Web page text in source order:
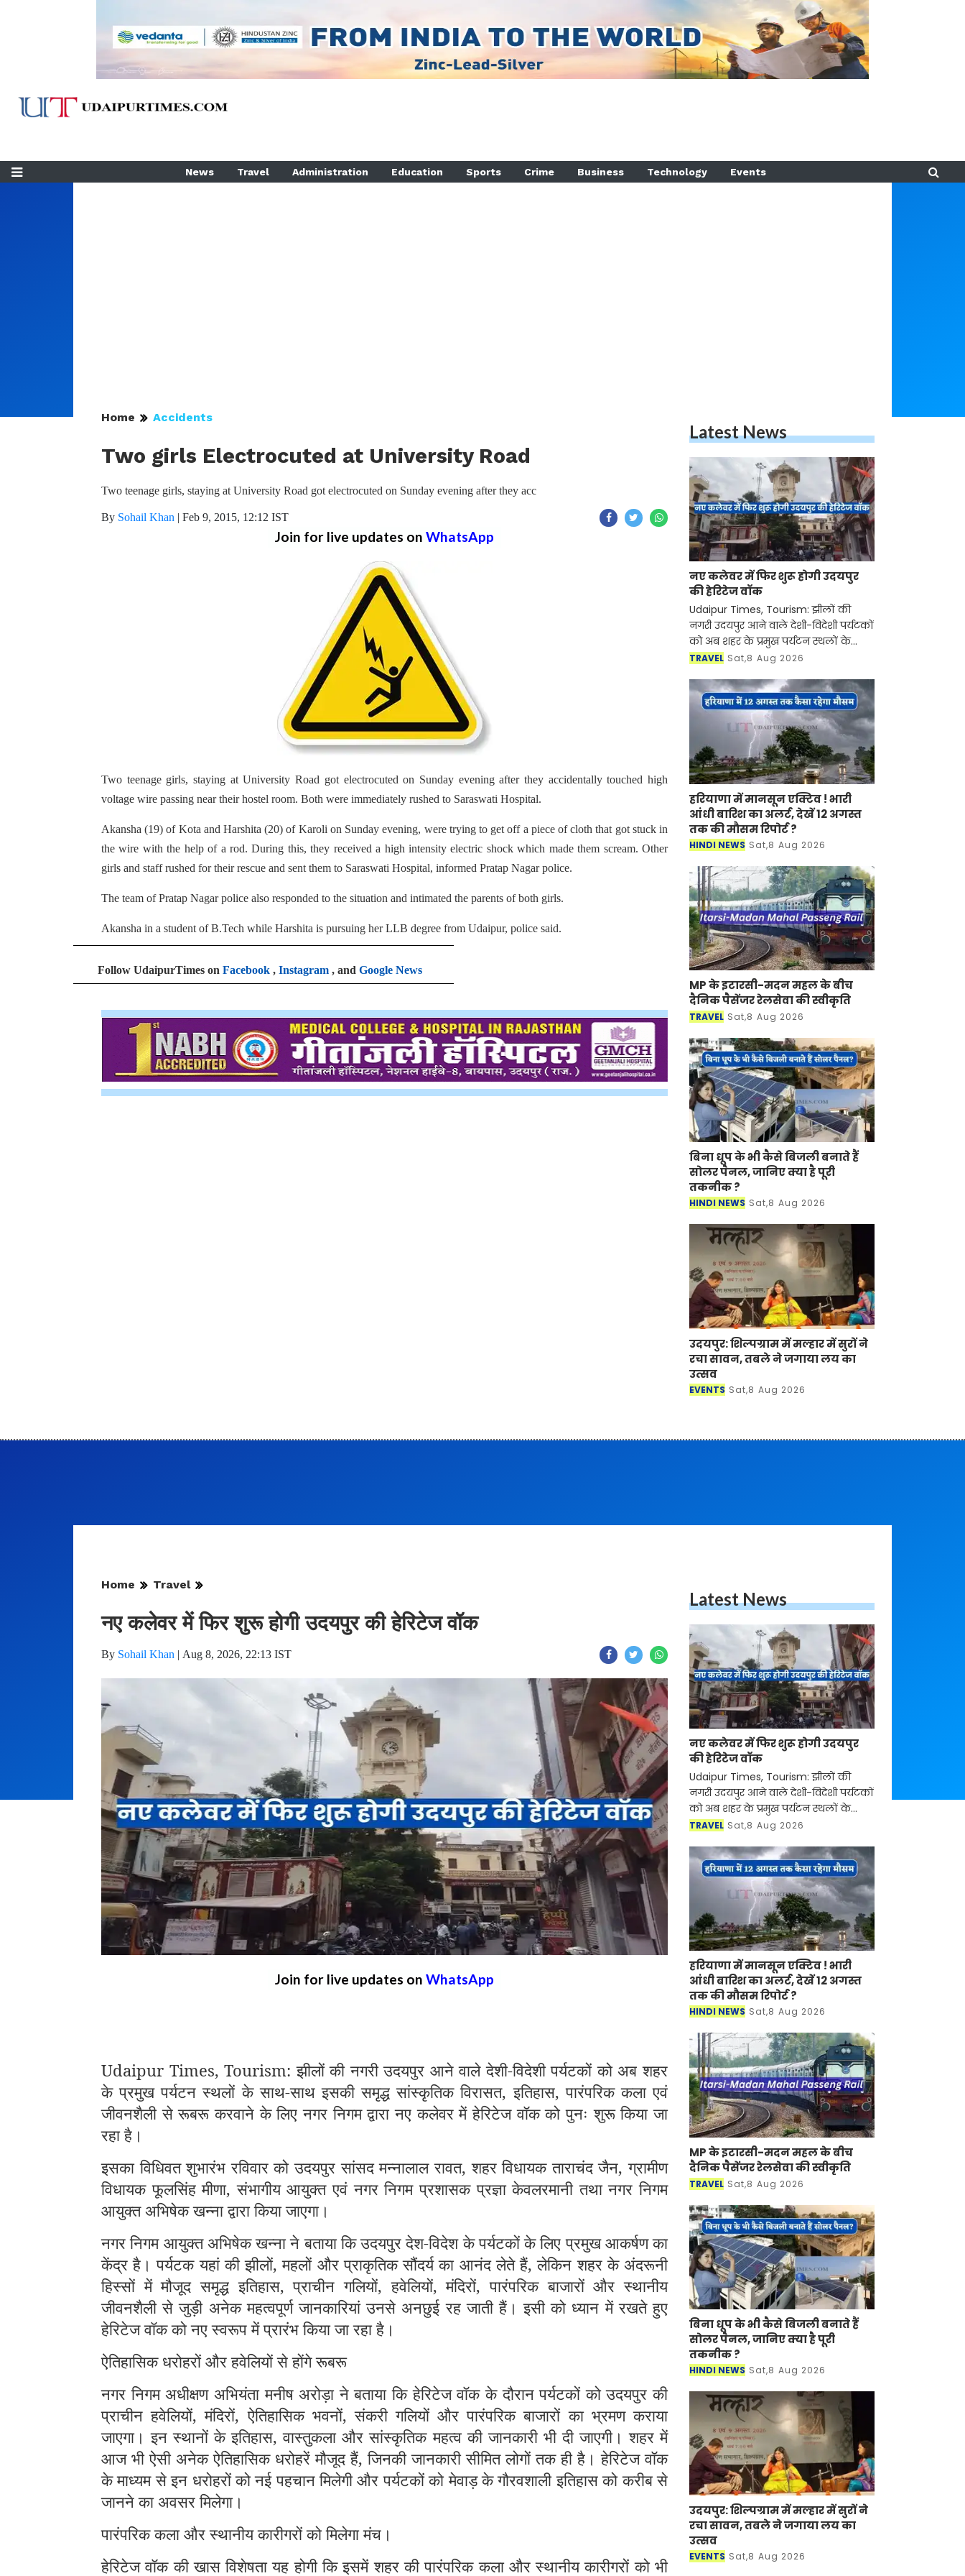
News Travel Administration Education Sports Crime Business Technology Events
Home Accidents
Two girls Electrocuted at University Road
Two teenage girls, staying at University Road got electrocuted on Sunday evening after they acc
By Sohail Khan | Feb 9, 2015, 12:12 IST
Join for live updates on WhatsApp
Two teenage girls, staying at University Road got electrocuted on Sunday evening after they accidentally touched high
voltage wire passing near their hostel room. Both were immediately rushed to Saraswati Hospital.
Akansha (19) of Kota and Harshita (20) of Karoli on Sunday evening, were trying to get off a piece of cloth that got stuck in
the wire with the help of a rod. During this, they received a high intensity electric shock which made them scream. Other
girls and staff rushed for their rescue and sent them to Saraswati Hospital, informed Pratap Nagar police.
The team of Pratap Nagar police also responded to the situation and intimated the parents of both girls.
Akansha in a student of B.Tech while Harshita is pursuing her LLB degree from Udaipur, police said.
Follow UdaipurTimes on Facebook , Instagram , and Google News
Latest News
नए कलेवर में फिर शुरू होगी उदयपुर
की हेरिटेज वॉक
Udaipur Times, Tourism: झीलों की
नगरी उदयपुर आने वाले देशी-विदेशी पर्यटकों
को अब शहर के प्रमुख पर्यटन स्थलों के
साथ-साथ इसकी समृद्ध सांस्कृतिक विरासत,
रूबरू करवान
TRAVEL Sat,8 Aug 2026
हरियाणा में मानसून एक्टिव ! भारी
आंधी बारिश का अलर्ट, देखें 12 अगस्त
तक की मौसम रिपोर्ट ?
HINDI NEWS Sat,8 Aug 2026
MP के इटारसी-मदन महल के बीच
दैनिक पैसेंजर रेलसेवा की स्वीकृति
TRAVEL Sat,8 Aug 2026
बिना धूप के भी कैसे बिजली बनाते हैं
सोलर पैनल, जानिए क्या है पूरी
तकनीक ?
HINDI NEWS Sat,8 Aug 2026
उदयपुर: शिल्पग्राम में मल्हार में सुरों ने
रचा सावन, तबले ने जगाया लय का
उत्सव
EVENTS Sat,8 Aug 2026
Home Travel
नए कलेवर में फिर शुरू होगी उदयपुर की हेरिटेज वॉक
By Sohail Khan | Aug 8, 2026, 22:13 IST
Join for live updates on WhatsApp
Udaipur Times, Tourism: झीलों की नगरी उदयपुर आने वाले देशी-विदेशी पर्यटकों को अब शहर
के प्रमुख पर्यटन स्थलों के साथ-साथ इसकी समृद्ध सांस्कृतिक विरासत, इतिहास, पारंपरिक कला एवं
जीवनशैली से रूबरू करवाने के लिए नगर निगम द्वारा नए कलेवर में हेरिटेज वॉक को पुनः शुरू किया जा
रहा है।
इसका विधिवत शुभारंभ रविवार को उदयपुर सांसद मन्नालाल रावत, शहर विधायक ताराचंद जैन, ग्रामीण
विधायक फूलसिंह मीणा, संभागीय आयुक्त एवं नगर निगम प्रशासक प्रज्ञा केवलरमानी तथा नगर निगम
आयुक्त अभिषेक खन्ना द्वारा किया जाएगा।
नगर निगम आयुक्त अभिषेक खन्ना ने बताया कि उदयपुर देश-विदेश के पर्यटकों के लिए प्रमुख आकर्षण का
केंद्र है। पर्यटक यहां की झीलों, महलों और प्राकृतिक सौंदर्य का आनंद लेते हैं, लेकिन शहर के अंदरूनी
हिस्सों में मौजूद समृद्ध इतिहास, प्राचीन गलियों, हवेलियों, मंदिरों, पारंपरिक बाजारों और स्थानीय
जीवनशैली से जुड़ी अनेक महत्वपूर्ण जानकारियां उनसे अनछुई रह जाती हैं। इसी को ध्यान में रखते हुए
हेरिटेज वॉक को नए स्वरूप में प्रारंभ किया जा रहा है।
ऐतिहासिक धरोहरों और हवेलियों से होंगे रूबरू
नगर निगम अधीक्षण अभियंता मनीष अरोड़ा ने बताया कि हेरिटेज वॉक के दौरान पर्यटकों को उदयपुर की
प्राचीन हवेलियों, मंदिरों, ऐतिहासिक भवनों, संकरी गलियों और पारंपरिक बाजारों का भ्रमण कराया
जाएगा। इन स्थानों के इतिहास, वास्तुकला और सांस्कृतिक महत्व की जानकारी भी दी जाएगी। शहर में
आज भी ऐसी अनेक ऐतिहासिक धरोहरें मौजूद हैं, जिनकी जानकारी सीमित लोगों तक ही है। हेरिटेज वॉक
के माध्यम से इन धरोहरों को नई पहचान मिलेगी और पर्यटकों को मेवाड़ के गौरवशाली इतिहास को करीब से
जानने का अवसर मिलेगा।
पारंपरिक कला और स्थानीय कारीगरों को मिलेगा मंच।
हेरिटेज वॉक की खास विशेषता यह होगी कि इसमें शहर की पारंपरिक कला और स्थानीय कारीगरों को भी
Latest News
नए कलेवर में फिर शुरू होगी उदयपुर
की हेरिटेज वॉक
Udaipur Times, Tourism: झीलों की
नगरी उदयपुर आने वाले देशी-विदेशी पर्यटकों
को अब शहर के प्रमुख पर्यटन स्थलों के
साथ-साथ इसकी समृद्ध सांस्कृतिक विरासत,
रूबरू करवान
TRAVEL Sat,8 Aug 2026
हरियाणा में मानसून एक्टिव ! भारी
आंधी बारिश का अलर्ट, देखें 12 अगस्त
तक की मौसम रिपोर्ट ?
HINDI NEWS Sat,8 Aug 2026
MP के इटारसी-मदन महल के बीच
दैनिक पैसेंजर रेलसेवा की स्वीकृति
TRAVEL Sat,8 Aug 2026
बिना धूप के भी कैसे बिजली बनाते हैं
सोलर पैनल, जानिए क्या है पूरी
तकनीक ?
HINDI NEWS Sat,8 Aug 2026
उदयपुर: शिल्पग्राम में मल्हार में सुरों ने
रचा सावन, तबले ने जगाया लय का
उत्सव
EVENTS Sat,8 Aug 2026